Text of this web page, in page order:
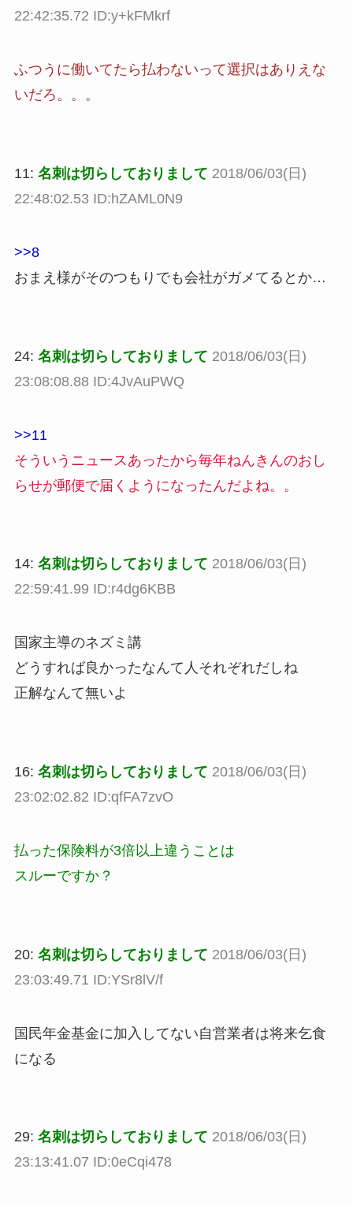
22:42:35.72 ID:y+kFMkrf
ふつうに働いてたら払わないって選択はありえな
いだろ。。。
11: 名刺は切らしておりまして 2018/06/03(日)
22:48:02.53 ID:hZAML0N9
>>8
おまえ様がそのつもりでも会社がガメてるとか…
24: 名刺は切らしておりまして 2018/06/03(日)
23:08:08.88 ID:4JvAuPWQ
>>11
そういうニュースあったから毎年ねんきんのおし
らせが郵便で届くようになったんだよね。。
14: 名刺は切らしておりまして 2018/06/03(日)
22:59:41.99 ID:r4dg6KBB
国家主導のネズミ講
どうすれば良かったなんて人それぞれだしね
正解なんて無いよ
16: 名刺は切らしておりまして 2018/06/03(日)
23:02:02.82 ID:qfFA7zvO
払った保険料が3倍以上違うことは
スルーですか？
20: 名刺は切らしておりまして 2018/06/03(日)
23:03:49.71 ID:YSr8lV/f
国民年金基金に加入してない自営業者は将来乞食
になる
29: 名刺は切らしておりまして 2018/06/03(日)
23:13:41.07 ID:0eCqi478